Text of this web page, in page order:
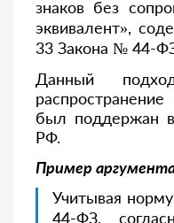
знаков без
эквивалент»,
33 Закона № 44-
Данный
был поддержан
РФ.
Пример
Учитывая
44-ФЗ,